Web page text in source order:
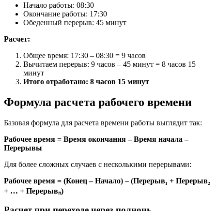
Начало работы: 08:30
Окончание работы: 17:30
Обеденный перерыв: 45 минут
Расчет:
Общее время: 17:30 – 08:30 = 9 часов
Вычитаем перерыв: 9 часов – 45 минут = 8 часов 15
минут
Итого отработано: 8 часов 15 минут
Формула расчета рабочего времени
Базовая формула для расчета времени работы выглядит так:
Рабочее время = Время окончания – Время начала –
Перерывы
Для более сложных случаев с несколькими перерывами:
Рабочее время = (Конец – Начало) – (Перерыв₁ + Перерыв₂
+ … + Перерывₙ)